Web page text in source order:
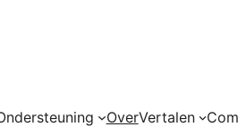
OverVertalen